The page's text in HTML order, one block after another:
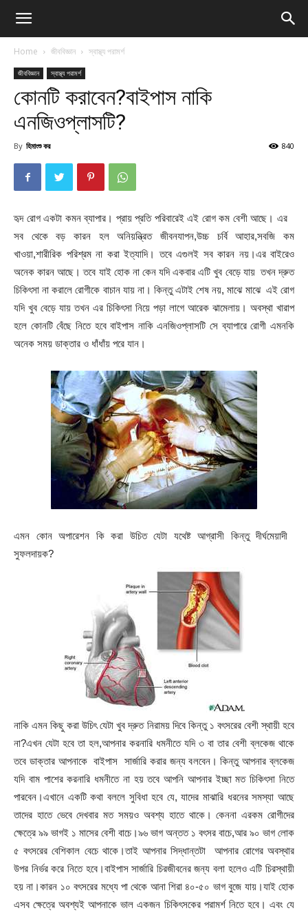
Home জীববিজ্ঞান স্বাস্থ্য পরামর্শ
জীববিজ্ঞান স্বাস্থ্য পরামর্শ
কোনটি করাবেন?বাইপাস নাকি
এনজিওপ্লাসটি?
By হিমাংশু কর 840
হৃদ রোগ একটা কমন ব্যাপার। প্রায় প্রতি পরিবারেই এই রোগ কম বেশী আছে। এর
সব থেকে বড় কারন হল অনিয়ন্ত্রিত জীবনযাপন,উচ্চ চর্বি আহার,সবজি কম
খাওয়া,শারীরিক পরিশ্রম না করা ইত্যাদি। তবে এগুলই সব কারন নয়।এর বাইরেও
অনেক কারন আছে। তবে যাই হোক না কেন যদি একবার এটি খুব বেড়ে যায় তখন দ্রুত
চিকিৎসা না করালে রোগীকে বাচান যায় না। কিন্তু এটাই শেষ নয়, মাঝে মাঝে এই রোগ
যদি খুব বেড়ে যায় তখন এর চিকিৎসা নিয়ে পড়া লাগে আরেক ঝামেলায়। অবস্থা খারাপ
হলে কোনটি বেঁছে নিতে হবে বাইপাস নাকি এনজিওপ্লাসটি সে ব্যাপারে রোগী এমনকি
অনেক সময় ডাক্তার ও ধাঁধাঁয় পরে যান।
এমন কোন অপারেশন কি করা উচিত যেটা যথেষ্ট আগ্রাসী কিন্তু দীর্ঘমেয়াদী
সুফলদায়ক?
নাকি এমন কিছু করা উচিৎ যেটা খুব দ্রুত নিরাময় দিবে কিন্তু ১ বৎসরের বেশী স্থায়ী হবে
না?এখন যেটা হবে তা হল,আপনার করনারি ধমনীতে যদি ৩ বা তার বেশী ব্লকেজ থাকে
তবে ডাক্তার আপনাকে বাইপাস সার্জারি করার জন্য বলবেন। কিন্তু আপনার ব্লকেজ
যদি বাম পাশের করনারি ধমনীতে না হয় তবে আপনি আপনার ইচ্ছা মত চিকিৎসা নিতে
পারবেন।এখানে একটি কথা বললে সুবিধা হবে যে, যাদের মাঝারি ধরনের সমস্যা আছে
তাদের হাতে ভেবে দেখবার মত সময়ও অবশ্য হাতে থাকে। কেননা এরকম রোগীদের
ক্ষেত্রে ৯৯ ভাগই ১ মাসের বেশী বাচে।৯৬ ভাগ অন্তত ১ বৎসর বাচে,আর ৯০ ভাগ লোক
৫ বৎসরের বেশিকাল বেচে থাকে।তাই আপনার সিদ্ধান্তটা আপনার রোগের অবস্থার
উপর নির্ভর করে নিতে হবে।বাইপাস সার্জারি চিরজীবনের জন্য বলা হলেও এটি চিরস্থায়ী
হয় না।কারন ১০ বৎসরের মধ্যে পা থেকে আনা শিরা ৪০-৫০ ভাগ বুজে যায়।যাই হোক
এসব ক্ষেত্রে অবশ্যই আপনাকে ভাল একজন চিকিৎসকের পরামর্শ নিতে হবে। এবং যে